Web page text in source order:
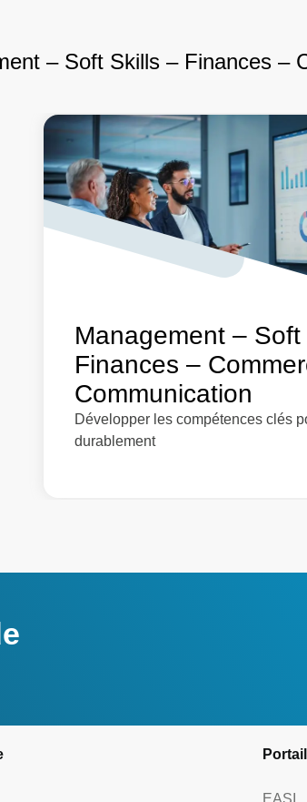
– Soft Skills – Finances –
Management –
Finances –
Communication
Développer les compétences clés
durablement
Portail